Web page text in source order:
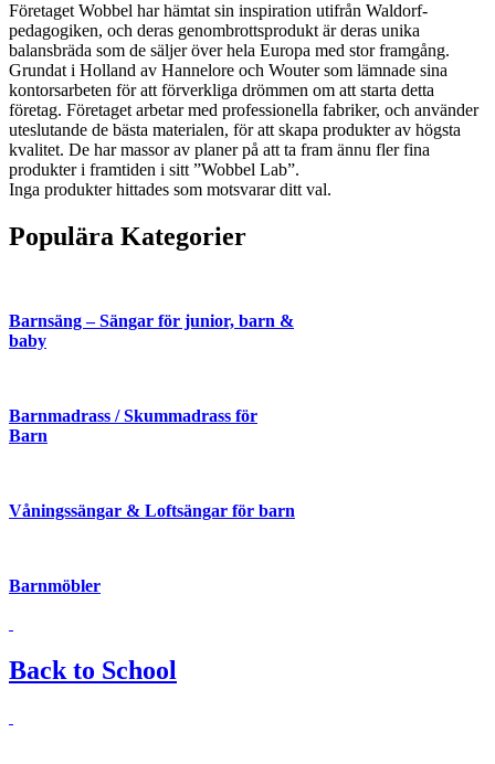
Företaget Wobbel har hämtat sin inspiration utifrån Waldorf-
pedagogiken, och deras genombrottsprodukt är deras unika
balansbräda som de säljer över hela Europa med stor framgång.
Grundat i Holland av Hannelore och Wouter som lämnade sina
kontorsarbeten för att förverkliga drömmen om att starta detta
företag. Företaget arbetar med professionella fabriker, och använder
uteslutande de bästa materialen, för att skapa produkter av högsta
kvalitet. De har massor av planer på att ta fram ännu fler fina
produkter i framtiden i sitt ”Wobbel Lab”.
Inga produkter hittades som motsvarar ditt val.
Populära Kategorier
Barnsäng – Sängar för junior, barn &
baby
Barnmadrass / Skummadrass för
Barn
Våningssängar & Loftsängar för barn
Barnmöbler
Back to School